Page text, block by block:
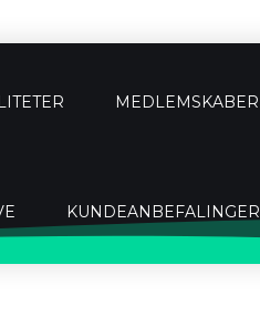
MEDLEMSKABER
KUNDEANBEFALINGER